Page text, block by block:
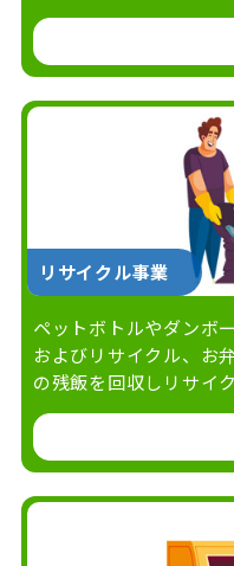
リサイクル事業
ペットボトルやダンボ
およびリサイクル、お
の残飯を回収しリサイ